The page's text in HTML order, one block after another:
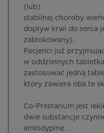
(lub)
stabilnej choroby
dopływ krwi do serca
zablokowany).
Pacjenci już
w oddzielnych
zastosować jedną
który zawiera oba te
Co-Prestarium jest
dwie substancje
amlodypinę.